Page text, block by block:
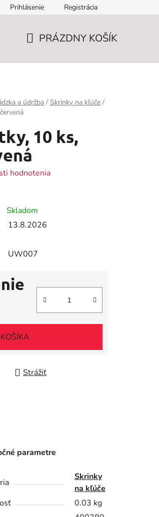
Prihlásenie Registrácia
PRÁZDNY KOŠÍK
a údržba / Skrinky na kľúče /
10 ks,
hodnotenia
Skladom
13.8.2026
UW007
Strážiť
parametre
Skrinky
na kľúče
0.03 kg